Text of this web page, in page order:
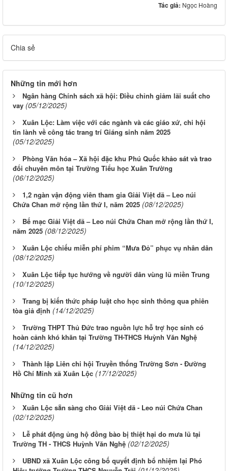
Tác giả: Ngọc Hoàng
Chia sẻ
Những tin mới hơn
Ngân hàng Chính sách xã hội: Điều chỉnh giảm lãi suất cho
vay (05/12/2025)
Xuân Lộc: Làm việc với các ngành và các giáo xứ, chi hội
tin lành về công tác trang trí Giáng sinh năm 2025
(05/12/2025)
Phòng Văn hóa – Xã hội đặc khu Phú Quốc khảo sát và trao
đổi chuyên môn tại Trường Tiểu học Xuân Trường
(06/12/2025)
1,2 ngàn vận động viên tham gia Giải Việt dã – Leo núi
Chứa Chan mở rộng lần thứ I, năm 2025 (08/12/2025)
Bế mạc Giải Việt dã – Leo núi Chứa Chan mở rộng lần thứ I,
năm 2025 (08/12/2025)
Xuân Lộc chiếu miễn phí phim “Mưa Đỏ” phục vụ nhân dân
(08/12/2025)
Xuân Lộc tiếp tục hướng về người dân vùng lũ miền Trung
(10/12/2025)
Trang bị kiến thức pháp luật cho học sinh thông qua phiên
tòa giả định (14/12/2025)
Trường THPT Thủ Đức trao nguồn lực hỗ trợ học sinh có
hoàn cảnh khó khăn tại Trường TH-THCS Huỳnh Văn Nghệ
(14/12/2025)
Thành lập Liên chi hội Truyền thống Trường Sơn - Đường
Hồ Chí Minh xã Xuân Lộc (17/12/2025)
Những tin cũ hơn
Xuân Lộc sẵn sàng cho Giải Việt dã - Leo núi Chứa Chan
(02/12/2025)
Lễ phát động ủng hộ đồng bào bị thiệt hại do mưa lũ tại
Trường TH - THCS Huỳnh Văn Nghệ (02/12/2025)
UBND xã Xuân Lộc công bố quyết định bổ nhiệm lại Phó